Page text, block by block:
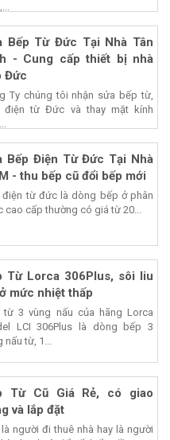
Bếp Từ Đức Tại Nhà Tân
- Cung cấp thiết bị nhà
Đức
Ty chúng tôi nhận sửa bếp từ,
điện từ Đức và thay mặt kính
Bếp Điện Từ Đức Tại Nhà
- thu bếp cũ đổi bếp mới
điện từ đức là dòng bếp ở phân
cao cấp thường có giá từ 20...
Từ Lorca 306Plus, sôi liu
mức nhiệt thấp
từ 3 vùng nấu của hãng Lorca
LCI 306Plus là dòng bếp 3
nấu từ, 1...
Từ Cũ Giá Rẻ, có giao
và lắp đặt
là người đi thuê nhà hay là người